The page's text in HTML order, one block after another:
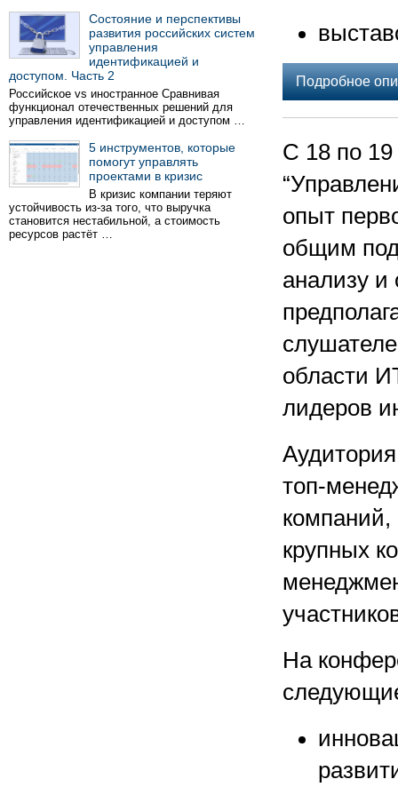
Состояние и перспективы
развития российских систем
управления
идентификацией и
доступом. Часть 2
Российское vs иностранное Сравнивая
функционал отечественных решений для
управления идентификацией и доступом …
5 инструментов, которые
помогут управлять
проектами в кризис
В кризис компании теряют
устойчивость из-за того, что выручка
становится нестабильной, а стоимость
ресурсов растёт …
Подробное
С 18 по
опыт
общим
анализу
области
лидеров
топ-
крупных
На